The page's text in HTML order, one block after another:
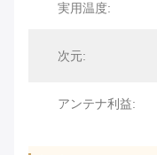
実用温度:
次元:
アンテナ利益: